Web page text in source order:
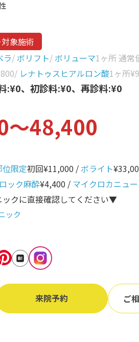
代
代
代
代
代
域から探す
古屋
仙台
象施術
ラ/ ボリフト/ ボリューマ1ヶ所 通常
/ レナトゥスヒアルロン酸1ヶ所
:¥0、初診料:¥0、再診料:¥0
〜48,400
限定初回¥11,000 / ボライト
ック麻酔¥4,400 / マイクロカニュ
クに直接確認してください▼
ック
来院予約 ご